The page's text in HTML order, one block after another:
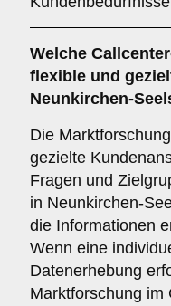
Welche
flexible und
Neunkirchen-
Die
gezielte
Fragen und
in Neunkirchen-
die Informationen
Wenn eine
Datenerhebung
Marktforschung im